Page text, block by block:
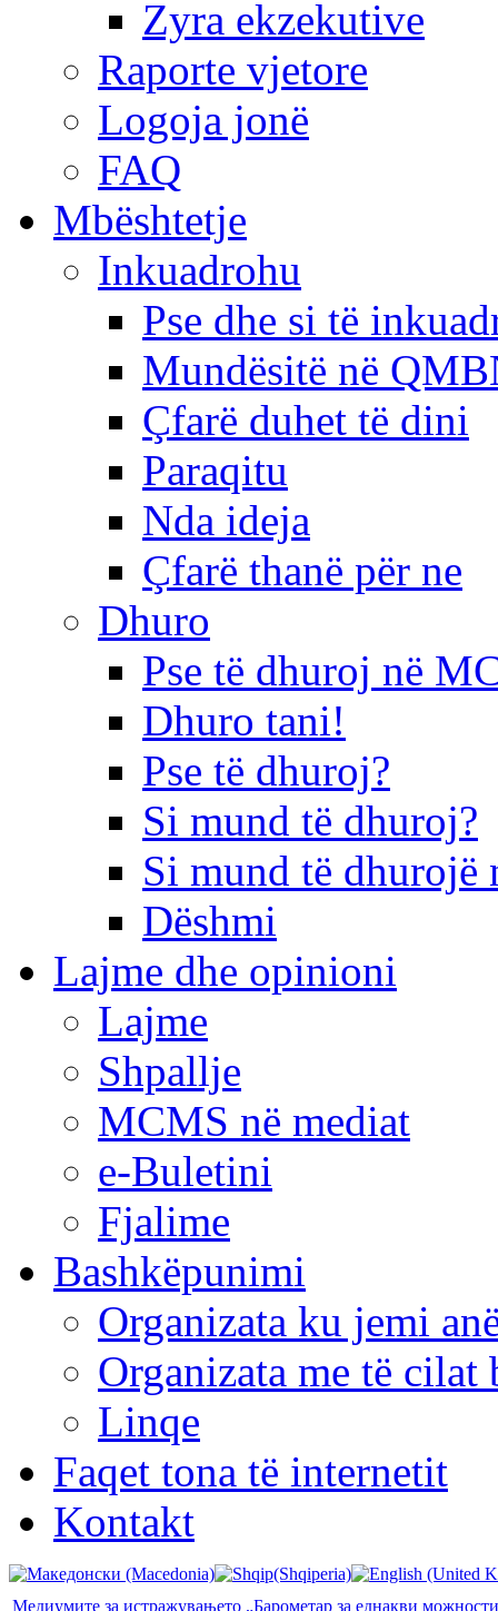
Zyra ekzekutive
Raporte vjetore
Logoja jonë
FAQ
Mbështetje
Inkuadrohu
Pse dhe si të
Mundësitë në
Çfarë duhet të dini
Paraqitu
Nda ideja
Çfarë thanë për ne
Dhuro
Pse të dhuroj në
Dhuro tani!
Pse të dhuroj?
Si mund të dhuroj?
Si mund të dhurojë
Dëshmi
Lajme dhe opinioni
Lajme
Shpallje
MCMS në mediat
e-Buletini
Fjalime
Bashkëpunimi
Organizata ku jemi
Organizata me të cilat
Linqe
Faqet tona të internetit
Kontakt
Медиумите за истражувањето „Барометар за еднакви